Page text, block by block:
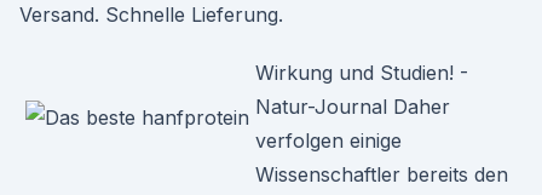
Versand. Schnelle Lieferung.
Wirkung und Studien! -
Natur-Journal Daher
verfolgen einige
Wissenschaftler bereits den